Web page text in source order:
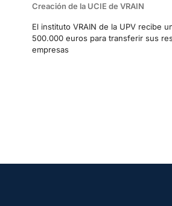
Creación de la UCIE de VRAIN
El instituto VRAIN de la UPV recibe
500.000 euros para transferir sus
empresas